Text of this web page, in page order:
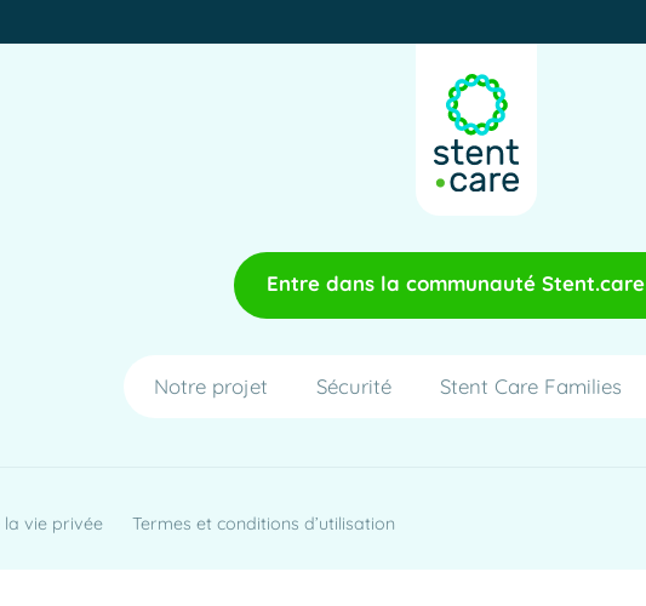
Entre dans la communauté Stent.care
Notre projet Sécurité Stent Care Families
la vie privée Termes et conditions d’utilisation